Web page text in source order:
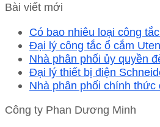
Bài viết mới
Có bao nhiêu loại công
Đại lý công tắc ổ cắm Uten
Nhà phân phối ủy quyền
Đại lý thiết bị điện
Nhà phân phối chính thức
Công ty Phan Dương Minh